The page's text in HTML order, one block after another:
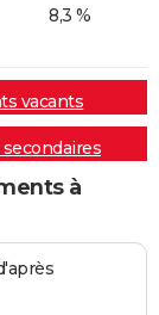
8,3 %
vacants
à